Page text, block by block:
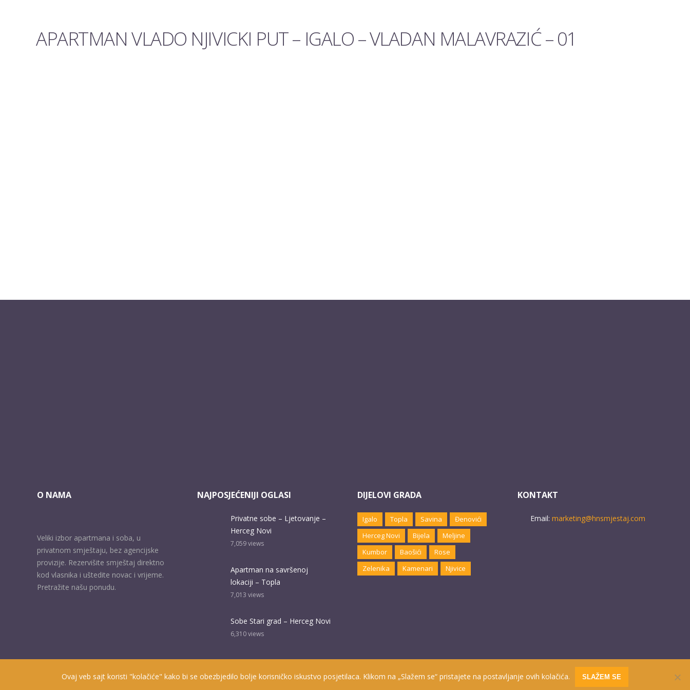
APARTMAN VLADO NJIVICKI PUT – IGALO – VLADAN MALAVRAZIĆ – 01
O NAMA
Veliki izbor apartmana i soba, u
privatnom smještaju, bez agencijske
provizije. Rezervišite smještaj direktno
kod vlasnika i uštedite novac i vrijeme.
Pretražite našu ponudu.
NAJPOSJEĆENIJI OGLASI
Privatne sobe – Ljetovanje –
Herceg Novi
7,059views
Apartman na savršenoj
lokaciji – Topla
7,013 views
Sobe Stari grad – Herceg Novi
6,310views
DIJELOVI GRADA
Igalo Topla Savina
Đenovići
Herceg Novi
Bijela
Meljine
Kumbor
Baošići
Rose
Zelenika
Kamenari Njivice
KONTAKT
Email: marketing@hnsmjestaj.com
Prisutni od 2010. godine | 2019 © Smještaj u Herceg Novom
Ovaj veb sajt koristi "kolačiće" kako bi se obezbjedilo bolje korisničko iskustvo posjetilaca. Klikom na „Slažem se“ pristajete na postavljanje ovih kolačića. SLAŽEM SE